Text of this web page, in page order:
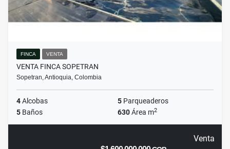
FINCA VENTA
VENTA FINCA SOPETRAN
Sopetran, Antioquia, Colombia
4Alcobas 5 Parqueaderos
5 Baños 630Área m2
Venta